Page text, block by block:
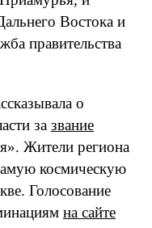
Востока и
правительства
о
за звание
Жители региона
космическую
Голосование
на сайте